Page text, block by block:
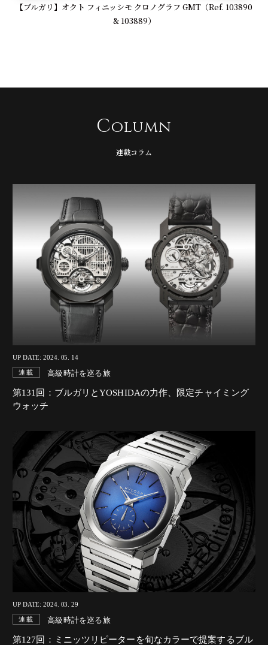
【ブルガリ】オクト フィニッシモ クロノグラフ GMT（Ref. 103890
& 103889）
Column
連載コラム
UP DATE: 2024. 05. 14
連載 高級時計を巡る旅
第131回：ブルガリとYOSHIDAの力作、限定チャイミング
ウォッチ
UP DATE: 2024. 03. 29
連載 高級時計を巡る旅
第127回：ミニッツリピーターを旬なカラーで提案するブル